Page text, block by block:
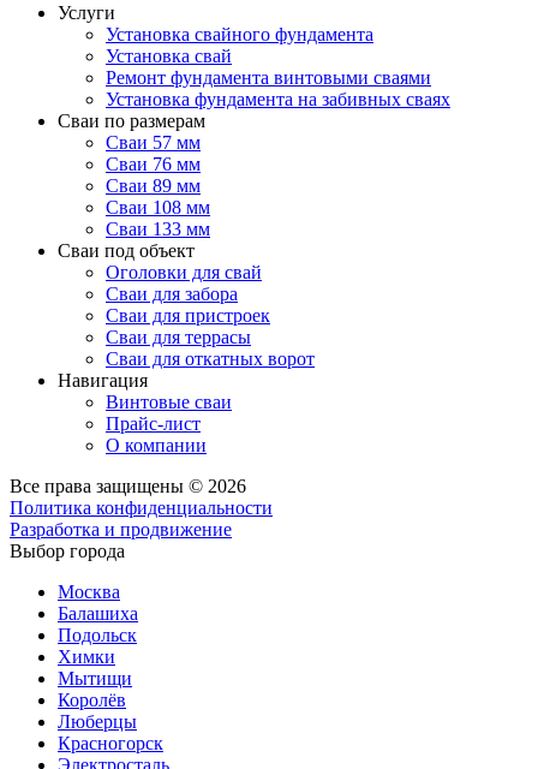
Услуги
Установка свайного фундамента
Установка свай
Ремонт фундамента винтовыми сваями
Установка фундамента на забивных сваях
Сваи по размерам
Сваи 57 мм
Сваи 76 мм
Сваи 89 мм
Сваи 108 мм
Сваи 133 мм
Сваи под объект
Оголовки для свай
Сваи для забора
Сваи для пристроек
Сваи для террасы
Сваи для откатных ворот
Навигация
Винтовые сваи
Прайс-лист
О компании
Все права защищены © 2026
Политика конфиденциальности
Разработка и продвижение
Выбор города
Москва
Балашиха
Подольск
Химки
Мытищи
Королёв
Люберцы
Красногорск
Электросталь